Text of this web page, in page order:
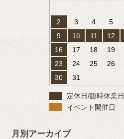
2
3 4 5
9
10 11 12
16
17 18 19
23
24 25 26
30
31
定休日/臨時休業日
イベント開催日
月別アーカイブ